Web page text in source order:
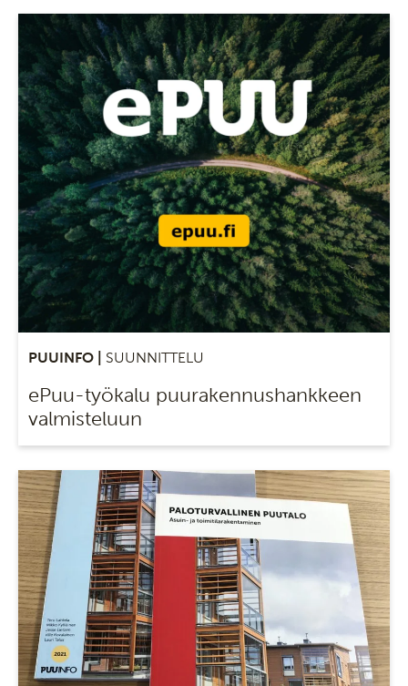
PUUINFO | SUUNNITTELU
ePuu-työkalu puurakennushankkeen
valmisteluun